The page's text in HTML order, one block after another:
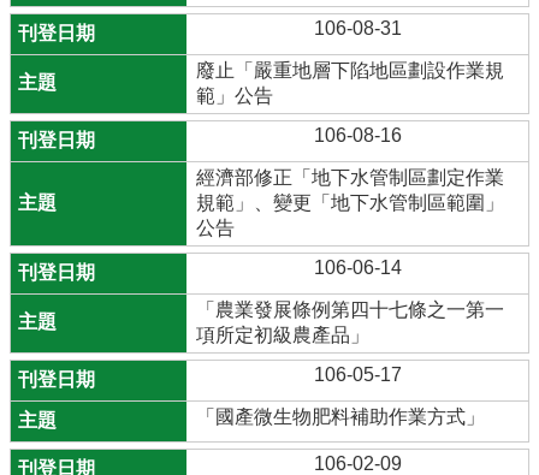
106-08-31
廢止「嚴重地層下陷地區劃設作業規
範」公告
106-08-16
經濟部修正「地下水管制區劃定作業
規範」、變更「地下水管制區範圍」
公告
106-06-14
「農業發展條例第四十七條之一第一
項所定初級農產品」
106-05-17
「國產微生物肥料補助作業方式」
106-02-09